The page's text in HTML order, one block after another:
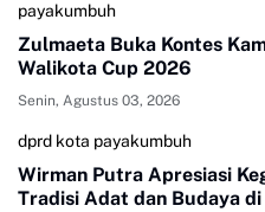
payakumbuh
Zulmaeta Buka Kontes
Walikota Cup 2026
Senin, Agustus 03, 2026
dprd kota payakumbuh
Wirman Putra Apresiasi
Tradisi Adat dan Budaya